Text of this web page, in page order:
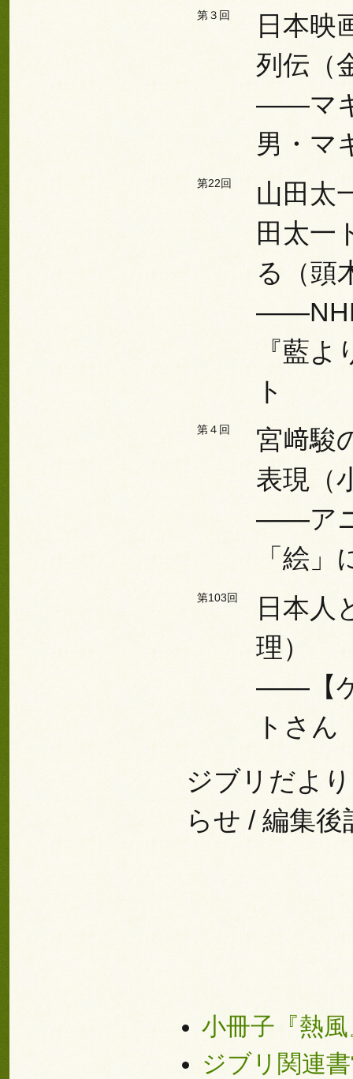
第３回
日本映
列伝（
――マ
男・マ
第22回
山田太
田太一
る（頭
『藍
ト
第４回
宮﨑駿
表現（
――ア
「絵」
第103回
日本人
理）
――【
トさん
ジブリだよ
らせ / 編集後
小冊子『熱
ジブリ関連